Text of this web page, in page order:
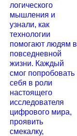
логического
мышления и
узнали, как
технологии
помогают людям в
повседневной
жизни. Каждый
смог попробовать
себя в роли
настоящего
исследователя
цифрового мира,
проявить
смекалку,